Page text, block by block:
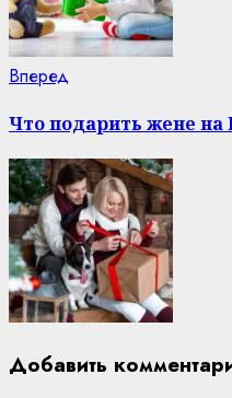
Вперед
Что подарить жене на
Добавить